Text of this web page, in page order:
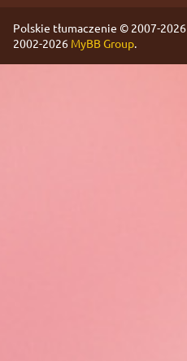
Polskie tłumaczenie © 2007-2026
2002-2026 MyBB Group.